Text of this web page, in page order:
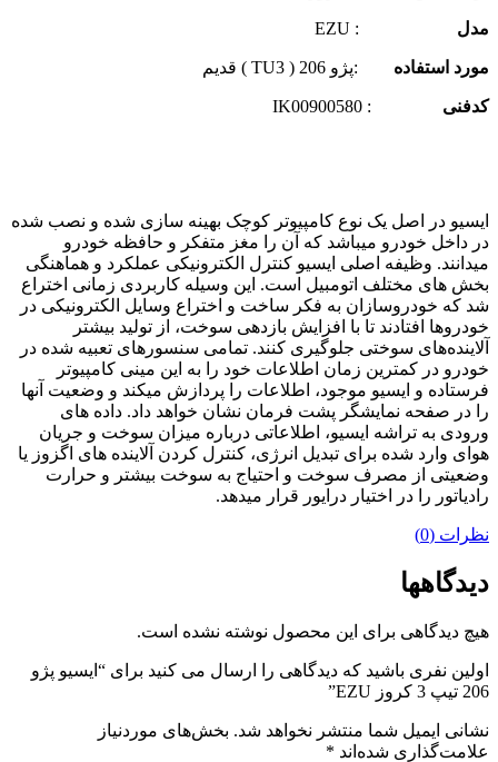
مدل : EZU
مورد استفاده :پژو 206 ( TU3 ) قدیم
کدفنی : IK00900580
ایسیو در اصل یک نوع کامپیوتر کوچک بهینه سازی شده و نصب شده
در داخل خودرو میباشد که آن را مغز متفکر و حافظه خودرو
میدانند. وظیفه اصلی ایسیو کنترل الکترونیکی عملکرد و هماهنگی
بخش های مختلف اتومبیل است. این وسیله کاربردی زمانی اختراع
شد که خودروسازان به فکر ساخت و اختراع وسایل الکترونیکی در
خودروها افتادند تا با افزایش بازدهی سوخت، از تولید بیشتر
آلاینده‌های سوختی جلوگیری کنند. تمامی سنسورهای تعبیه شده در
خودرو در کمترین زمان اطلاعات خود را به این مینی کامپیوتر
فرستاده و ایسیو موجود، اطلاعات را پردازش میکند و وضعیت آنها
را در صفحه نمایشگر پشت فرمان نشان خواهد داد. داده های
ورودی به تراشه ایسیو، اطلاعاتی درباره میزان سوخت و جریان
هوای وارد شده برای تبدیل انرژی، کنترل کردن آلاینده های اگزوز یا
وضعیتی از مصرف سوخت و احتیاج به سوخت بیشتر و حرارت
رادیاتور را در اختیار درایور قرار میدهد.
نظرات (0)
دیدگاهها
هیچ دیدگاهی برای این محصول نوشته نشده است.
اولین نفری باشید که دیدگاهی را ارسال می کنید برای “ایسیو پژو
206 تیپ 3 کروز EZU”
نشانی ایمیل شما منتشر نخواهد شد. بخش‌های موردنیاز
علامت‌گذاری شده‌اند *